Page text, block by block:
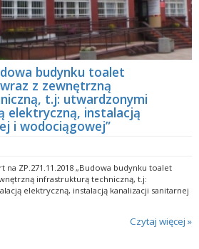
budynku toalet
z zewnętrzną
t.j: utwardzonymi
elektryczną, instalacją
i wodociągowej”
na ZP.271.11.2018 „Budowa budynku toalet
infrastrukturą techniczną, t.j:
elektryczną, instalacją kanalizacji sanitarnej
Czytaj więcej »